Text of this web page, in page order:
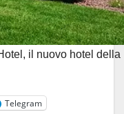
il nuovo hotel
Telegram